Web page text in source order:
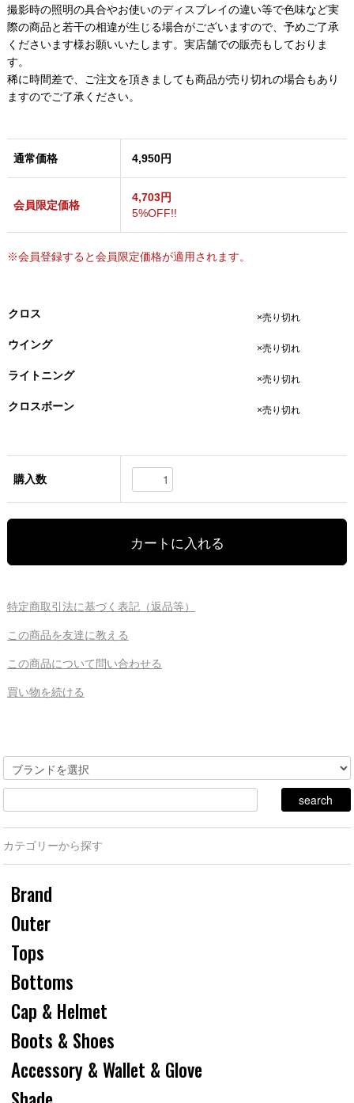
撮影時の照明の具合やお使いのディスプレイの違い等で色味など実
際の商品と若干の相違が生じる場合がございますので、予めご了承
くださいます様お願いいたします。実店舗での販売もしておりま
す。
稀に時間差で、ご注文を頂きましても商品が売り切れの場合もあり
ますのでご了承ください。
通常価格 4,950円
会員限定価格
4,703円
5%OFF!!
※会員登録すると会員限定価格が適用されます。
クロス ×売り切れ
ウイング ×売り切れ
ライトニング ×売り切れ
クロスボーン ×売り切れ
購入数
特定商取引法に基づく表記（返品等）
この商品を友達に教える
この商品について問い合わせる
買い物を続ける
カテゴリーから探す
Brand
Outer
Tops
Bottoms
Cap & Helmet
Boots & Shoes
Accessory & Wallet & Glove